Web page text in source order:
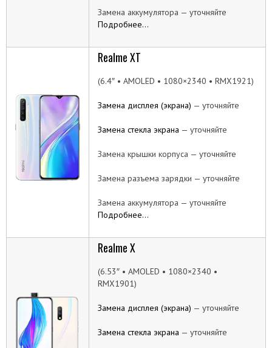
Замена аккумулятора — уточняйте
Подробнее…
Realme XT
(6.4″ • AMOLED • 1080×2340 • RMX1921)
Замена дисплея (экрана) — уточняйте
Замена стекла экрана — уточняйте
Замена крышки корпуса — уточняйте
Замена разъема зарядки — уточняйте
Замена аккумулятора — уточняйте
Подробнее…
Realme X
(6.53″ • AMOLED • 1080×2340 •
RMX1901)
Замена дисплея (экрана) — уточняйте
Замена стекла экрана — уточняйте